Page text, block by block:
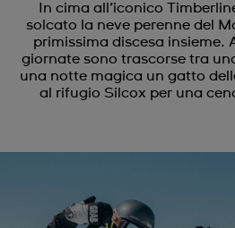
In cima all’iconico
solcato la neve perenne del
primissima discesa insieme.
giornate sono trascorse tra
una notte magica un gatto
al rifugio Silcox per una